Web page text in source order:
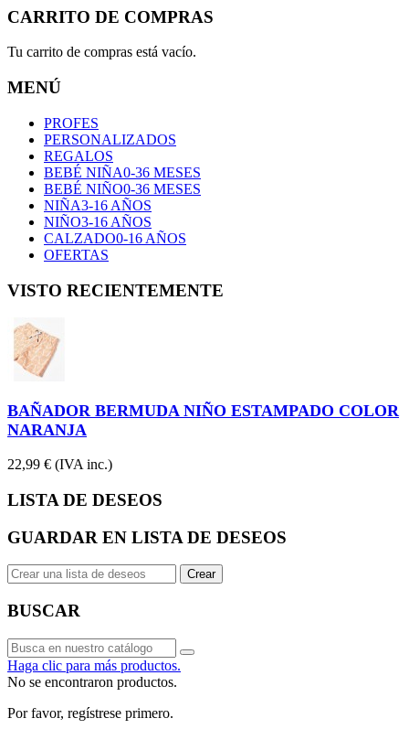
CARRITO DE COMPRAS
Tu carrito de compras está vacío.
MENÚ
PROFES
PERSONALIZADOS
REGALOS
BEBÉ NIÑA0-36 MESES
BEBÉ NIÑO0-36 MESES
NIÑA3-16 AÑOS
NIÑO3-16 AÑOS
CALZADO0-16 AÑOS
OFERTAS
VISTO RECIENTEMENTE
BAÑADOR BERMUDA NIÑO ESTAMPADO COLOR
NARANJA
22,99 € (IVA inc.)
LISTA DE DESEOS
GUARDAR EN LISTA DE DESEOS
Crear
BUSCAR
Haga clic para más productos.
No se encontraron productos.
Por favor, regístrese primero.